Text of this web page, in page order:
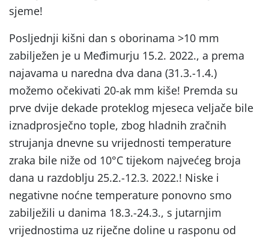
sjeme!
Posljednji kišni dan s oborinama >10 mm
zabilježen je u Međimurju 15.2. 2022., a prema
najavama u naredna dva dana (31.3.-1.4.)
možemo očekivati 20-ak mm kiše! Premda su
prve dvije dekade proteklog mjeseca veljače bile
iznadprosječno tople, zbog hladnih zračnih
strujanja dnevne su vrijednosti temperature
zraka bile niže od 10°C tijekom najvećeg broja
dana u razdoblju 25.2.-12.3. 2022.! Niske i
negativne noćne temperature ponovno smo
zabilježili u danima 18.3.-24.3., s jutarnjim
vrijednostima uz riječne doline u rasponu od